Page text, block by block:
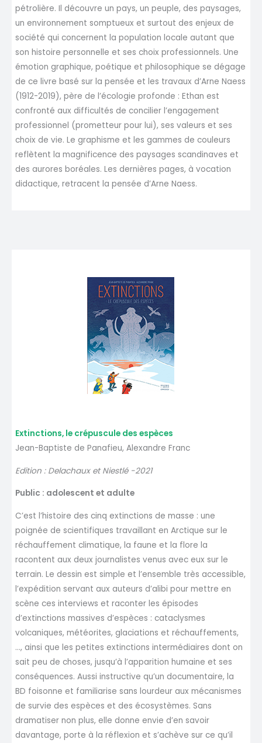
pétrolière. Il découvre un pays, un peuple, des paysages,
un environnement somptueux et surtout des enjeux de
société qui concernent la population locale autant que
son histoire personnelle et ses choix professionnels. Une
émotion graphique, poétique et philosophique se dégage
de ce livre basé sur la pensée et les travaux d’Arne Naess
(1912-2019), père de l’écologie profonde : Ethan est
confronté aux difficultés de concilier l’engagement
professionnel (prometteur pour lui), ses valeurs et ses
choix de vie. Le graphisme et les gammes de couleurs
reflètent la magnificence des paysages scandinaves et
des aurores boréales. Les dernières pages, à vocation
didactique, retracent la pensée d’Arne Naess.
Extinctions, le crépuscule des espèces
Jean-Baptiste de Panafieu, Alexandre Franc
Edition : Delachaux et Niestlé -2021
Public : adolescent et adulte
C’est l’histoire des cinq extinctions de masse : une
poignée de scientifiques travaillant en Arctique sur le
réchauffement climatique, la faune et la flore la
racontent aux deux journalistes venus avec eux sur le
terrain. Le dessin est simple et l’ensemble très accessible,
l’expédition servant aux auteurs d’alibi pour mettre en
scène ces interviews et raconter les épisodes
d’extinctions massives d’espèces : cataclysmes
volcaniques, météorites, glaciations et réchauffements,
…, ainsi que les petites extinctions intermédiaires dont on
sait peu de choses, jusqu’à l’apparition humaine et ses
conséquences. Aussi instructive qu’un documentaire, la
BD foisonne et familiarise sans lourdeur aux mécanismes
de survie des espèces et des écosystèmes. Sans
dramatiser non plus, elle donne envie d’en savoir
davantage, porte à la réflexion et s’achève sur ce qu’il